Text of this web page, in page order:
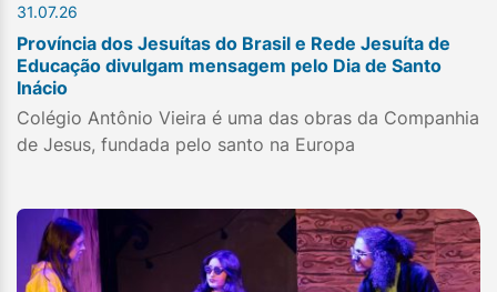
31.07.26
Província dos Jesuítas do Brasil e Rede Jesuíta de
Educação divulgam mensagem pelo Dia de Santo
Inácio
Colégio Antônio Vieira é uma das obras da Companhia
de Jesus, fundada pelo santo na Europa